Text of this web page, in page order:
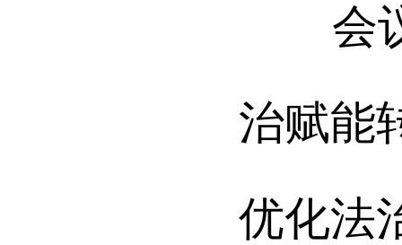
会议
治赋能
优化法